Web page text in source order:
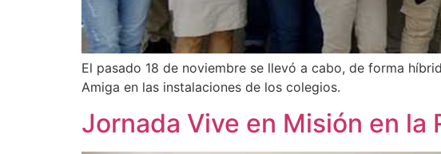
El pasado 18 de noviembre se llevó a cabo, de forma
Amiga en las instalaciones de los colegios.
Jornada Vive en Misión en